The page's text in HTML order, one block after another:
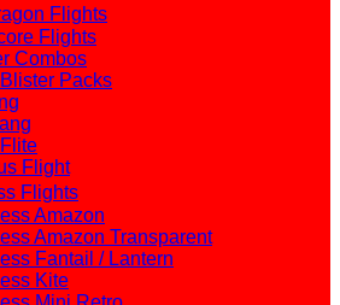
Flights
Flights
Combos
Packs
Flight
Flights
Amazon
Amazon Transparent
Fantail / Lantern
Kite